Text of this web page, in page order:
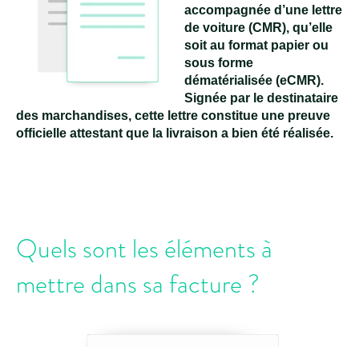
accompagnée d’une lettre
de voiture (CMR), qu’elle
soit au format papier ou
sous forme
dématérialisée (eCMR).
Signée par le destinataire
des marchandises, cette lettre constitue une preuve
officielle attestant que la livraison a bien été réalisée.
Quels sont les éléments à
mettre dans sa facture ?